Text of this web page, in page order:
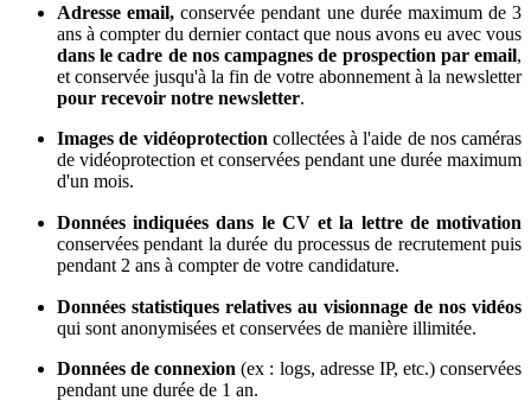
Adresse email, conservée pendant une durée maximum de 3
ans à compter du dernier contact que nous avons eu avec vous
dans le cadre de nos campagnes de prospection par email,
et conservée jusqu'à la fin de votre abonnement à la newsletter
pour recevoir notre newsletter.
Images de vidéoprotectioncollectées à l'aide de nos caméras
de vidéoprotection et conservées pendant une durée maximum
d'un mois.
Données indiquées dans le CV et la lettre de motivation
conservées pendant la durée du processus de recrutement puis
pendant 2 ans à compter de votre candidature.
Données statistiques relatives au visionnage de nos vidéos
qui sont anonymisées et conservées de manière illimitée.
Données de connexion (ex : logs, adresse IP, etc.) conservées
pendant une durée de 1 an.